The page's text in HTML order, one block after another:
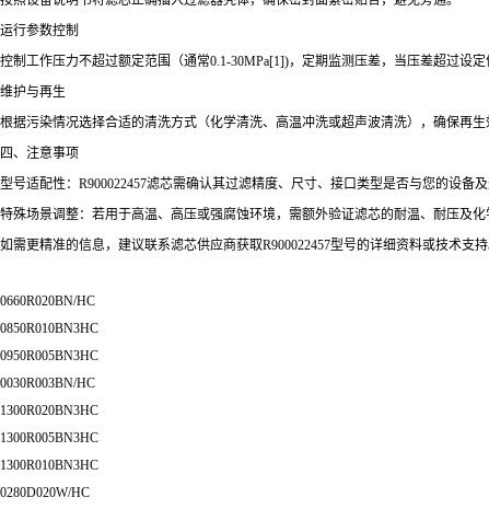
运行参数控制
控制工作压力不超过额定范围（通常0.1-30MPa[1])，定期监测压差，当压差超过设定
维护与再生
根据污染情况选择合适的清洗方式（化学清洗、高温冲洗或超声波清洗），确保再生
四、注意事项
型号适配性：R900022457滤芯需确认其过滤精度、尺寸、接口类型是否与您的设备
特殊场景调整：若用于高温、高压或强腐蚀环境，需额外验证滤芯的耐温、耐压及化
如需更精准的信息，建议联系滤芯供应商获取R900022457型号的详细资料或技术支持
0660R020BN/HC
0850R010BN3HC
0950R005BN3HC
0030R003BN/HC
1300R020BN3HC
1300R005BN3HC
1300R010BN3HC
0280D020W/HC